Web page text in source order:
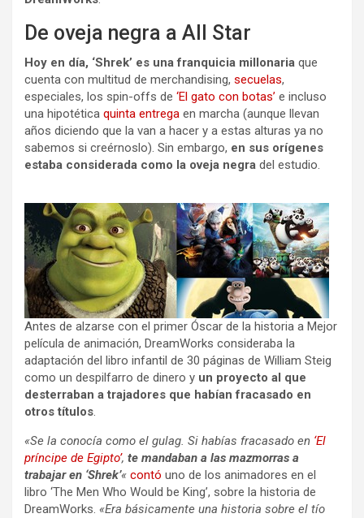
De oveja negra a All Star
Hoy en día, ‘Shrek’ es una franquicia millonaria que
cuenta con multitud de merchandising, secuelas,
especiales, los spin-offs de ‘El gato con botas’ e incluso
una hipotética quinta entrega en marcha (aunque llevan
años diciendo que la van a hacer y a estas alturas ya no
sabemos si creérnoslo). Sin embargo, en sus orígenes
estaba considerada como la oveja negra del estudio.
Antes de alzarse con el primer Óscar de la historia a Mejor
película de animación, DreamWorks consideraba la
adaptación del libro infantil de 30 páginas de William Steig
como un despilfarro de dinero y un proyecto al que
desterraban a trajadores que habían fracasado en
otros títulos.
«Se la conocía como el gulag. Si habías fracasado en ‘El
príncipe de Egipto’, te mandaban a las mazmorras a
trabajar en ‘Shrek’« contó uno de los animadores en el
libro ‘The Men Who Would be King’, sobre la historia de
DreamWorks. «Era básicamente una historia sobre el tío